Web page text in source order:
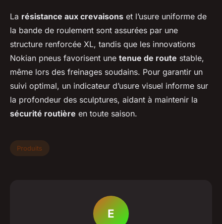
La résistance aux crevaisons et l’usure uniforme de
la bande de roulement sont assurées par une
structure renforcée XL, tandis que les innovations
Nokian pneus favorisent une tenue de route stable,
même lors des freinages soudains. Pour garantir un
suivi optimal, un indicateur d’usure visuel informe sur
la profondeur des sculptures, aidant à maintenir la
sécurité routière en toute saison.
Produits
E